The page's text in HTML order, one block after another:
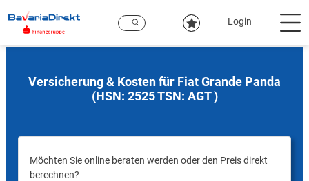
Hauptinhalt
Login
Versicherung & Kosten für Fiat Grande Panda
(HSN: 2525 TSN: AGT )
Möchten Sie online beraten werden oder den Preis direkt
berechnen?